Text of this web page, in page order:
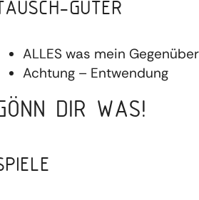
GÜTER
ALLES was mein
Achtung – Entwendung
DIR WAS!